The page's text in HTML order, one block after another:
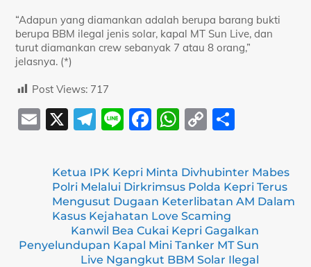
“Adapun yang diamankan adalah berupa barang bukti
berupa BBM ilegal jenis solar, kapal MT Sun Live, dan
turut diamankan crew sebanyak 7 atau 8 orang,”
jelasnya. (*)
Post Views: 717
E
ai
X
T
e
gr
a
m
Li
e
F
c
e
b
o
o
W
at
s
A
p
p
C
p
y
Li
n
k
ar
e
Ketua IPK Kepri Minta Divhubinter Mabes
Polri Melalui Dirkrimsus Polda Kepri Terus
Mengusut Dugaan Keterlibatan AM Dalam
Kasus Kejahatan Love Scaming
Kanwil Bea Cukai Kepri Gagalkan
Penyelundupan Kapal Mini Tanker MT Sun
Live Ngangkut BBM Solar Ilegal